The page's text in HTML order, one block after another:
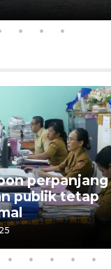
perpanjang
publik tetap